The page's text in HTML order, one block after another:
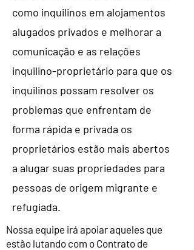
como inquilinos em alojamentos
alugados privados e melhorar a
comunicação e as relações
inquilino-proprietário para que os
inquilinos possam resolver os
problemas que enfrentam de
forma rápida e privada os
proprietários estão mais abertos
a alugar suas propriedades para
pessoas de origem migrante e
refugiada.
Nossa equipe irá apoiar aqueles que
estão lutando com o Contrato de